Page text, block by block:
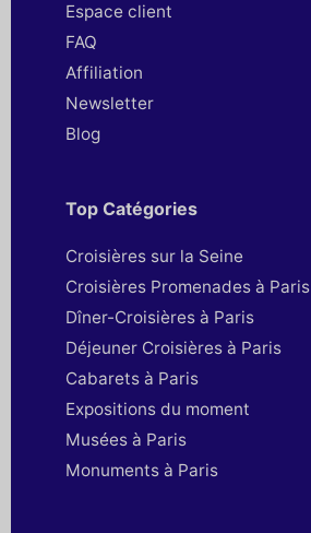
Espace client
FAQ
Affiliation
Newsletter
Blog
Top Catégories
Croisières sur la Seine
Croisières Promenades à Paris
Dîner-Croisières à Paris
Déjeuner Croisières à Paris
Cabarets à Paris
Expositions du moment
Musées à Paris
Monuments à Paris